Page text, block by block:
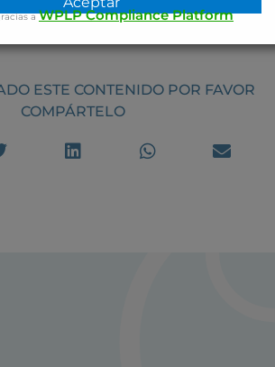
ESTE CONTENIDO POR FAVOR
COMPÁRTELO
aWPLP Compliance Platform